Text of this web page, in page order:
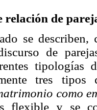
relación de
se
de
tipologías
mente tres
como
flexible y se